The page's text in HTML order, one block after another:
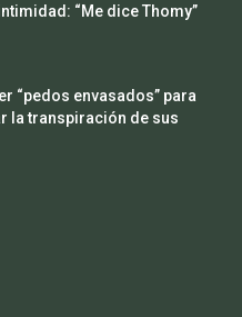
“Me dice Thomy”
“pedos envasados” para
la transpiración de sus